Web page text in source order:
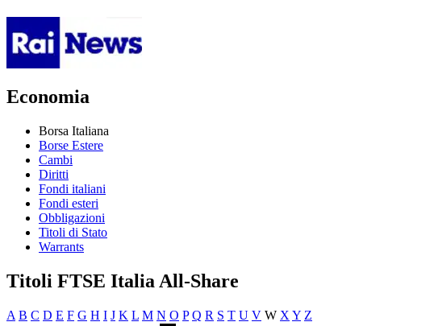
Economia
Borsa Italiana
Borse Estere
Cambi
Diritti
Fondi italiani
Fondi esteri
Obbligazioni
Titoli di Stato
Warrants
Titoli FTSE Italia All-Share
A B C D E F G H I J K L M N O P Q R S T U V W X Y Z